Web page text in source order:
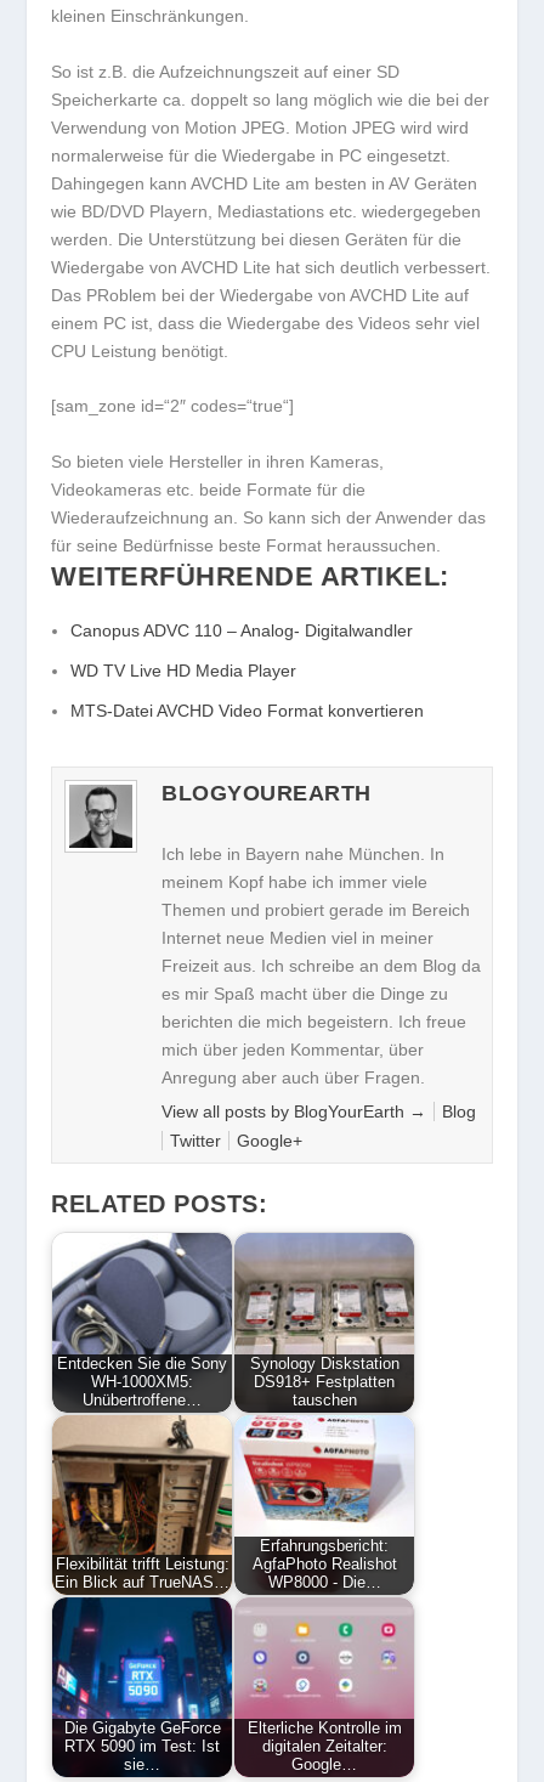
kleinen Einschränkungen.
So ist z.B. die Aufzeichnungszeit auf einer SD
Speicherkarte ca. doppelt so lang möglich wie die bei der
Verwendung von Motion JPEG. Motion JPEG wird wird
normalerweise für die Wiedergabe in PC eingesetzt.
Dahingegen kann AVCHD Lite am besten in AV Geräten
wie BD/DVD Playern, Mediastations etc. wiedergegeben
werden. Die Unterstützung bei diesen Geräten für die
Wiedergabe von AVCHD Lite hat sich deutlich verbessert.
Das PRoblem bei der Wiedergabe von AVCHD Lite auf
einem PC ist, dass die Wiedergabe des Videos sehr viel
CPU Leistung benötigt.
[sam_zone id=“2″ codes=“true“]
So bieten viele Hersteller in ihren Kameras,
Videokameras etc. beide Formate für die
Wiederaufzeichnung an. So kann sich der Anwender das
für seine Bedürfnisse beste Format heraussuchen.
WEITERFÜHRENDE ARTIKEL:
Canopus ADVC 110 – Analog- Digitalwandler
WD TV Live HD Media Player
MTS-Datei AVCHD Video Format konvertieren
BLOGYOUREARTH
Ich lebe in Bayern nahe München. In
meinem Kopf habe ich immer viele
Themen und probiert gerade im Bereich
Internet neue Medien viel in meiner
Freizeit aus. Ich schreibe an dem Blog da
es mir Spaß macht über die Dinge zu
berichten die mich begeistern. Ich freue
mich über jeden Kommentar, über
Anregung aber auch über Fragen.
View all posts by BlogYourEarth →
Blog
Twitter
Google+
RELATED POSTS:
Entdecken Sie die Sony
WH-1000XM5:
Unübertroffene…
Synology Diskstation
DS918+ Festplatten
tauschen
Flexibilität trifft Leistung:
Ein Blick auf TrueNAS…
Erfahrungsbericht:
AgfaPhoto Realishot
WP8000 - Die…
Die Gigabyte GeForce
RTX 5090 im Test: Ist
sie…
Elterliche Kontrolle im
digitalen Zeitalter:
Google…